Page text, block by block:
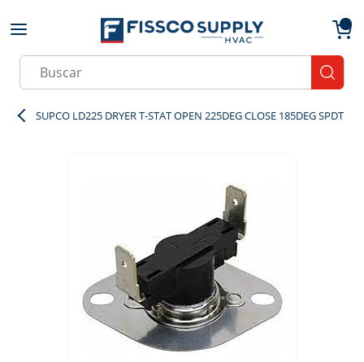
Skip to main content
Site Search
SUPCO LD225 DRYER T-STAT OPEN 225DEG CLOSE 185DEG SPDT